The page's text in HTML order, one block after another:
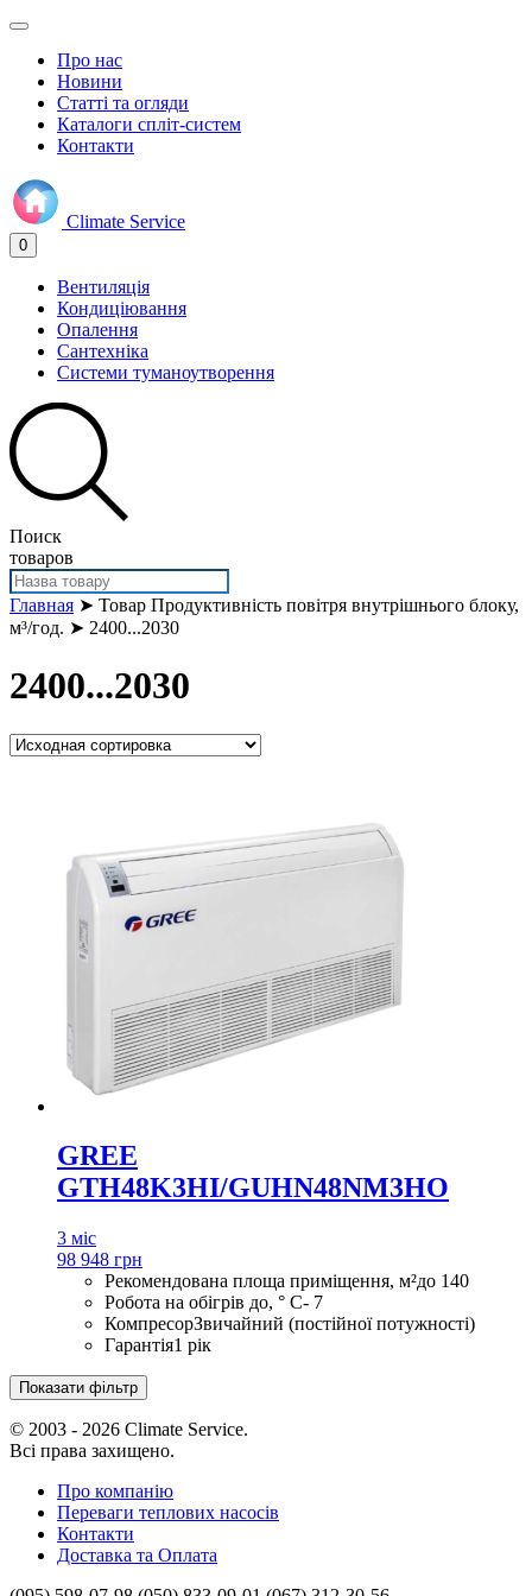
Про нас
Новини
Статті та огляди
Каталоги спліт-систем
Контакти
Climate Service
0
Вентиляція
Кондиціювання
Опалення
Сантехніка
Системи туманоутворення
Поиск
товаров
Главная ➤ Товар Продуктивність повітря внутрішнього блоку,
м³/год. ➤ 2400...2030
2400...2030
GREE
GTH48K3HI/GUHN48NM3HO
3 міс
98 948 грн
Рекомендована площа приміщення, м²до 140
Робота на обігрів до, ° С- 7
КомпресорЗвичайний (постійної потужності)
Гарантія1 рік
Показати фільтр
© 2003 - 2026 Climate Service.
Всі права захищено.
Про компанію
Переваги теплових насосів
Контакти
Доставка та Оплата